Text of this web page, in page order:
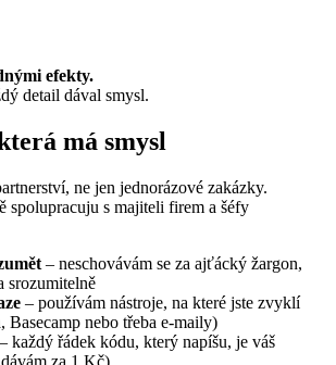
efekty.
detail dával smysl.
má smysl
ne jen jednorázové zakázky.
spolupracuju s majiteli firem a šéfy
– neschovávám se za ajťácký žargon,
srozumitelně
– používám nástroje, na které jste zvyklí
Basecamp nebo třeba e-maily)
– každý řádek kódu, který napíšu, je váš
za 1 Kč)